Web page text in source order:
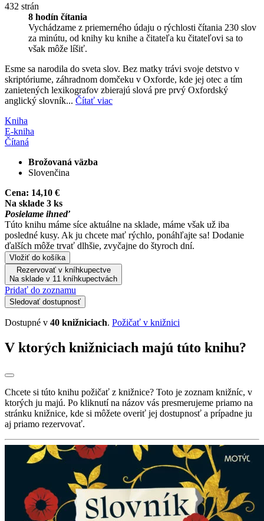
432 strán
8 hodín čítania
Vychádzame z priemerného údaju o rýchlosti čítania 230 slov
za minútu, od knihy ku knihe a čitateľa ku čitateľovi sa to
však môže líšiť.
Esme sa narodila do sveta slov. Bez matky trávi svoje detstvo v
skriptóriume, záhradnom domčeku v Oxforde, kde jej otec a tím
zanietených lexikografov zbierajú slová pre prvý Oxfordský
anglický slovník... Čítať viac
Kniha
E-kniha
Čítaná
Brožovaná väzba
Slovenčina
Cena: 14,10 €
Na sklade 3 ks
Posielame ihneď
Túto knihu máme síce aktuálne na sklade, máme však už iba
posledné kusy. Ak ju chcete mať rýchlo, ponáhľajte sa! Dodanie
ďalších môže trvať dlhšie, zvyčajne do štyroch dní.
Vložiť do košíka
Rezervovať v kníhkupectve
Na sklade v 11 kníhkupectvách
Pridať do zoznamu
Sledovať dostupnosť
Dostupné v 40 knižniciach. Požičať v knižnici
V ktorých knižniciach majú túto knihu?
Chcete si túto knihu požičať z knižnice? Toto je zoznam knižníc, v
ktorých ju majú. Po kliknutí na názov vás presmerujeme priamo na
stránku knižnice, kde si môžete overiť jej dostupnosť a prípadne ju
aj priamo rezervovať.